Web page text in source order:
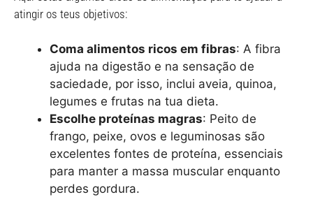
atingir os teus objetivos:
Coma alimentos ricos em fibras: A fibra
ajuda na digestão e na sensação de
saciedade, por isso, inclui aveia, quinoa,
legumes e frutas na tua dieta.
Escolhe proteínas magras: Peito de
frango, peixe, ovos e leguminosas são
excelentes fontes de proteína, essenciais
para manter a massa muscular enquanto
perdes gordura.